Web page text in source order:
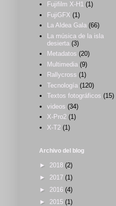
Fujifilm X-H1 (1)
FujiGFX (1)
La Aldea Gala (66)
La música de la isla
desierta (3)
Metadatos (20)
Multimedia (9)
Rallycross (1)
Tecnología (120)
Textos fotográficos (15)
videos (34)
X-Pro2 (1)
X-T2 (1)
Archivo del blog
► 2018 (2)
► 2017 (1)
► 2016 (4)
► 2015 (1)